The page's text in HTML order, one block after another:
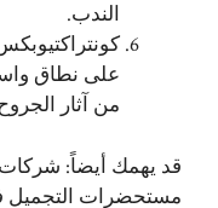
الندب.
على نطاق
من آثار
قد يهمك أيضاً:
مستحضرات التجميل